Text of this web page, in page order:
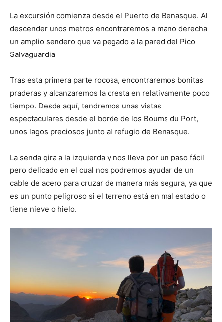
La excursión comienza desde el Puerto de Benasque. Al
descender unos metros encontraremos a mano derecha
un amplio sendero que va pegado a la pared del Pico
Salvaguardia.
Tras esta primera parte rocosa, encontraremos bonitas
praderas y alcanzaremos la cresta en relativamente poco
tiempo. Desde aquí, tendremos unas vistas
espectaculares desde el borde de los Boums du Port,
unos lagos preciosos junto al refugio de Benasque.
La senda gira a la izquierda y nos lleva por un paso fácil
pero delicado en el cual nos podremos ayudar de un
cable de acero para cruzar de manera más segura, ya que
es un punto peligroso si el terreno está en mal estado o
tiene nieve o hielo.